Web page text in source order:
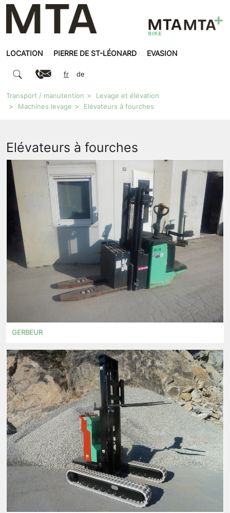
LOCATION PIERRE DE ST-LÉONARD EVASION
fr de
Transport / manutention
Levage et élévation
Machines levage
Elévateurs à fourches
Elévateurs à fourches
GERBEUR